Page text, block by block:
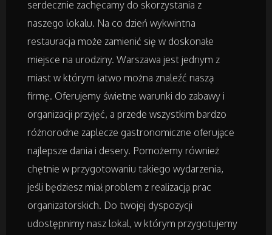
Domy, Mieszkania
Badania
Placówki Edukacyjne
Kursy i Szkolenia
Tłumaczenia
Książki, Czasopisma
serdecznie zachęcamy do skorzystania z
naszego lokalu. Na co dzień wykwintna
restauracja może zamienić się w doskonałe
miejsce na urodziny. Warszawa jest jednym z
miast w którym łatwo można znaleźć naszą
firmę. Oferujemy świetne warunki do zabawy i
organizacji przyjęć, a przede wszystkim bardzo
różnorodne zaplecze gastronomiczne oferujące
najlepsze dania i desery. Pomożemy również
chętnie w przygotowaniu takiego wydarzenia,
jeśli będziesz miał problem z realizacją prac
organizatorskich. Do twojej dyspozycji
udostępnimy nasz lokal, w którym przygotujemy